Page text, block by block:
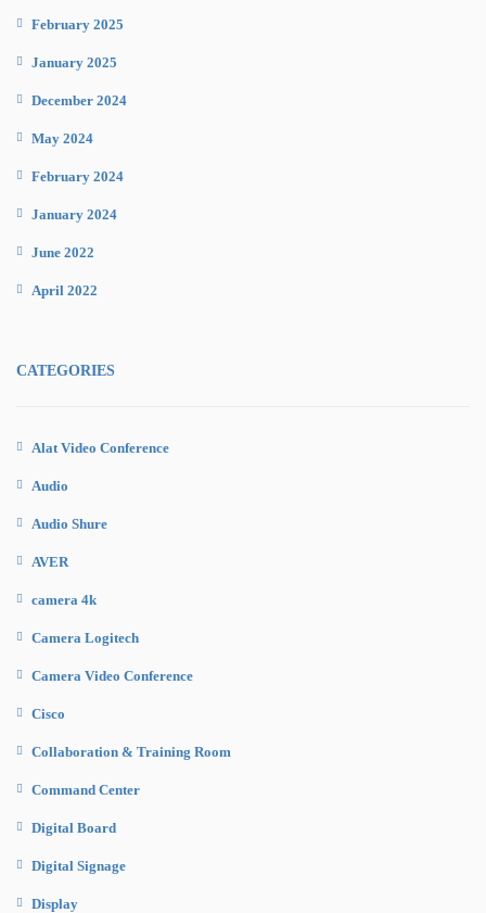
February 2025
January 2025
December 2024
May 2024
February 2024
January 2024
June 2022
April 2022
CATEGORIES
Alat Video Conference
Audio
Audio Shure
AVER
camera 4k
Camera Logitech
Camera Video Conference
Cisco
Collaboration & Training Room
Command Center
Digital Board
Digital Signage
Display